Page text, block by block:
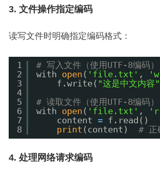
3. 文件操作指定编码
读写文件时明确指定编码格式：
1
2
3
4
5
6
7
8
# 写入文件（使用UTF-8编码）
with open ( 'file.txt' ,
f.write( "这是中文内容"
# 读取文件（使用UTF-8编码）
with open ( 'file.txt' ,
content = f.read()
print (content) # 正
4. 处理网络请求编码